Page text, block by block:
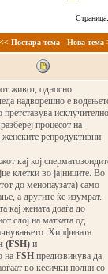
Страница:
<< Постара тема Нова тема
живот, односно
надворешно е
исклучително
процесот на
репродуктивни
кај кој
клетки во јајниците. Во
до менопаузата) само
а другите ќе изумрат.
кај жената доаѓа до
слој на матката од
Хипфизата
(FSH)и
на FSHпредизвикува да
во кесички полни со